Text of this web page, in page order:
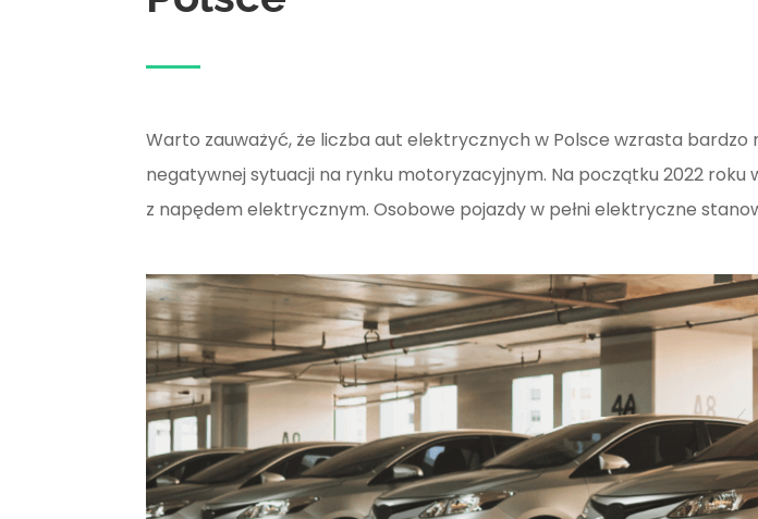
Warto zauważyć, że liczba aut elektrycznych w Polsce wzrasta
negatywnej sytuacji na rynku motoryzacyjnym. Na początku 2022
z napędem elektrycznym. Osobowe pojazdy w pełni elektryczne